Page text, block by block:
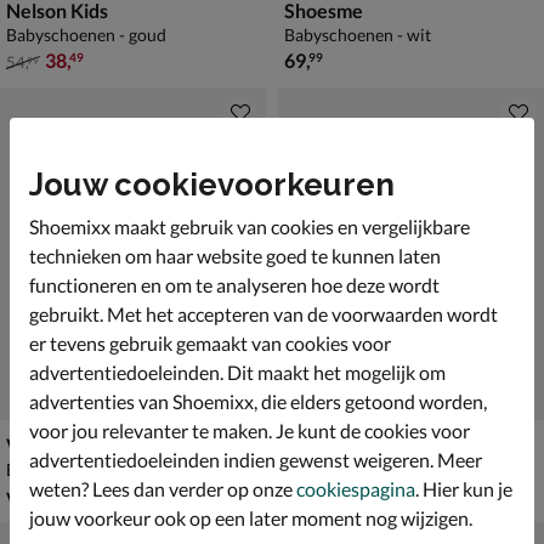
Nelson Kids
Babyschoenen - goud
van € 54,99 voor € 38,49
54,99 38,49
Shoesme
Babyschoenen - wit
€ 69,99
69,99
Vans Sk8-Hi Reissue
Babyschoenen - roze
vanaf € 59,99
v.a.59,99
Nelson Kids
Babyschoenen - bruin
€ 59,99
59,99
Jouw cookievoorkeuren
Shoemixx maakt gebruik van cookies en vergelijkbare
technieken om haar website goed te kunnen laten
functioneren en om te analyseren hoe deze wordt
gebruikt. Met het accepteren van de voorwaarden wordt
er tevens gebruik gemaakt van cookies voor
advertentiedoeleinden. Dit maakt het mogelijk om
advertenties van Shoemixx, die elders getoond worden,
voor jou relevanter te maken. Je kunt de cookies voor
advertentiedoeleinden indien gewenst weigeren. Meer
weten? Lees dan verder op onzecookiespagina. Hier kun je
jouw voorkeur ook op een later moment nog wijzigen.